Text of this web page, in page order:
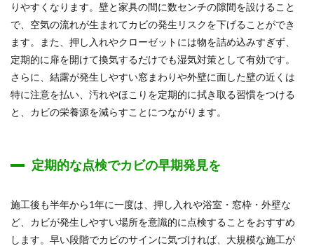
りやすくなります。壁と家具の間に数センチの隙間を設けること
で、空気の流れが生まれてカビの発生リスクを下げることができ
ます。また、押し入れやクローゼットには物を詰め込みすぎず、
定期的に扉を開けて換気するだけでも湿気対策として有効です。
さらに、結露が発生しやすい窓まわりや外壁に面した壁の近くは
特に注意を払い、汚れやほこりを定期的に拭き取る習慣をつける
と、カビの栄養源を減らすことにつながります。
定期的な点検でカビの早期発見を
施工後も半年から1年に一度は、押し入れや浴室・窓枠・外壁な
ど、カビが発生しやすい場所を意識的に点検することをおすすめ
します。早い段階でカビのサインに気づければ、大規模な施工が